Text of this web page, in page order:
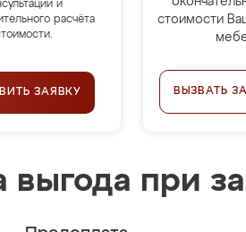
и
расчёта
ЗАЯВКУ
стоимости
ВЫЗВАТЬ
выгода при